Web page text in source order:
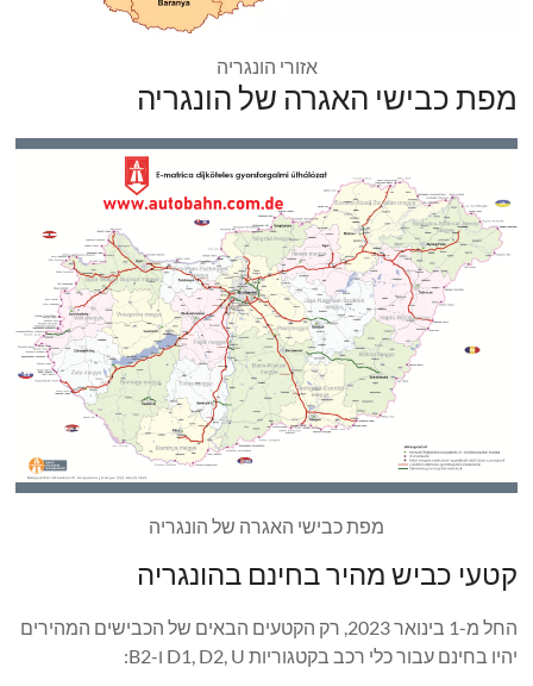
אזורי הונגריה
מפת כבישי האגרה של הונגריה
מפת כבישי האגרה של הונגריה
קטעי כביש מהיר בחינם בהונגריה
החל מ-1 בינואר 2023, רק הקטעים הבאים של הכבישים המהירים
יהיו בחינם עבור כלי רכב בקטגוריות D1, D2, U ו-B2: